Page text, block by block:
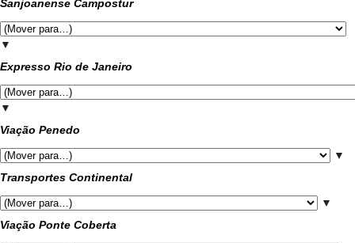
Sanjoanense Campostur
▼
Expresso Rio de Janeiro
▼
Viação Penedo
▼
Transportes Continental
▼
Viação Ponte Coberta